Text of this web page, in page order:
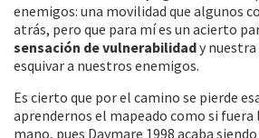
enemigos: una movilidad que algunos
atrás, pero que para mí es un acierto
sensación de vulnerabilidady
esquivar a nuestros enemigos.
Es cierto que por el camino se pierde
aprendernos el mapeado como si fuera
mano, pues Daymare 1998 acaba